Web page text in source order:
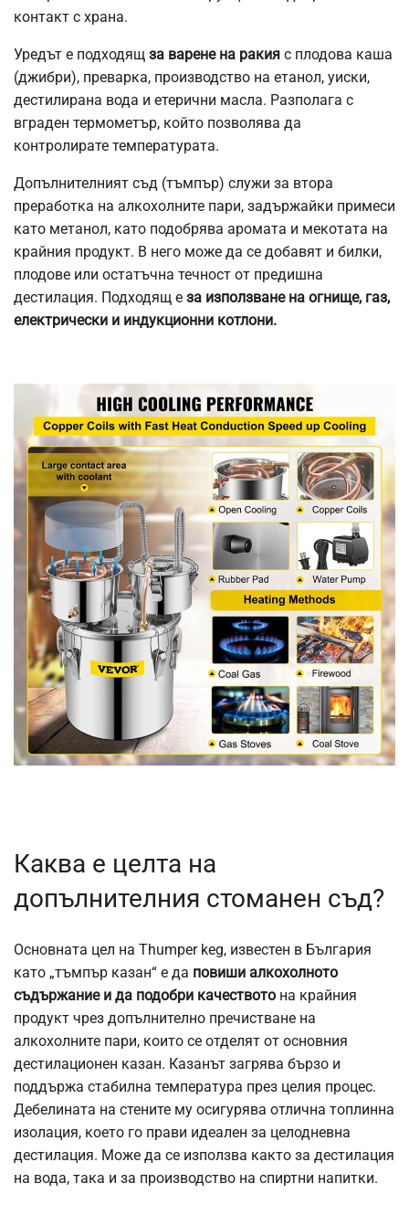
контакт с храна.
Уредът е подходящ за варене на ракия с плодова каша
(джибри), преварка, производство на етанол, уиски,
дестилирана вода и етерични масла. Разполага с
вграден термометър, който позволява да
контролирате температурата.
Допълнителният съд (тъмпър) служи за втора
преработка на алкохолните пари, задържайки примеси
като метанол, като подобрява аромата и мекотата на
крайния продукт. В него може да се добавят и билки,
плодове или остатъчна течност от предишна
дестилация. Подходящ е за използване на огнище, газ,
електрически и индукционни котлони.
Каква е целта на
допълнителния стоманен съд?
Основната цел на Thumper keg, известен в България
като „тъмпър казан“ е да повиши алкохолното
съдържание и да подобри качеството на крайния
продукт чрез допълнително пречистване на
алкохолните пари, които се отделят от основния
дестилационен казан. Казанът загрява бързо и
поддържа стабилна температура през целия процес.
Дебелината на стените му осигурява отлична топлинна
изолация, което го прави идеален за целодневна
дестилация. Може да се използва както за дестилация
на вода, така и за производство на спиртни напитки.